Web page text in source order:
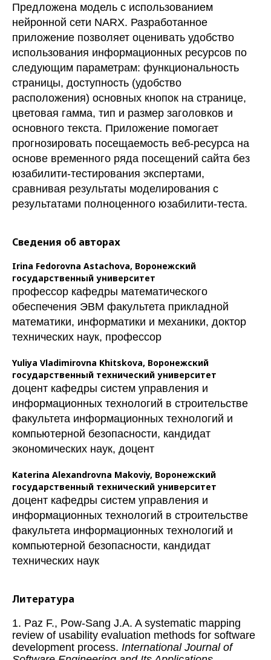
Предложена модель с использованием
нейронной сети NARX. Разработанное
приложение позволяет оценивать удобство
использования информационных ресурсов по
следующим параметрам: функциональность
страницы, доступность (удобство
расположения) основных кнопок на странице,
цветовая гамма, тип и размер заголовков и
основного текста. Приложение помогает
прогнозировать посещаемость веб-ресурса на
основе временного ряда посещений сайта без
юзабилити-тестирования экспертами,
сравнивая результаты моделирования с
результатами полноценного юзабилити-теста.
Сведения об авторах
Irina Fedorovna Astachova, Воронежский
государственный университет
профессор кафедры математического
обеспечения ЭВМ факультета прикладной
математики, информатики и механики, доктор
технических наук, профессор
Yuliya Vladimirovna Khitskova, Воронежский
государственный технический университет
доцент кафедры систем управления и
информационных технологий в строительстве
факультета информационных технологий и
компьютерной безопасности, кандидат
экономических наук, доцент
Katerina Alexandrovna Makoviy, Воронежский
государственный технический университет
доцент кафедры систем управления и
информационных технологий в строительстве
факультета информационных технологий и
компьютерной безопасности, кандидат
технических наук
Литература
1. Paz F., Pow-Sang J.A. A systematic mapping
review of usability evaluation methods for software
development process. International Journal of